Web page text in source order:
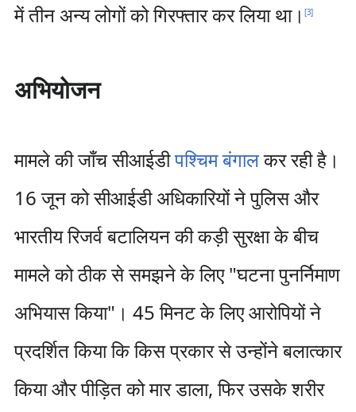
में तीन अन्य लोगों को गिरफ्तार कर लिया था। [3]
अभियोजन
मामले की जाँच सीआईडी​​पश्चिम बंगालकर रही है।
16 जून को सीआईडी ​​अधिकारियों ने पुलिस और
भारतीय रिजर्व बटालियन की कड़ी सुरक्षा के बीच
मामले को ठीक से समझने के लिए "घटना पुनर्निमाण
अभियास किया"। 45 मिनट के लिए आरोपियों ने
प्रदर्शित किया कि किस प्रकार से उन्होंने बलात्कार
किया और पीड़ित को मार डाला, फिर उसके शरीर